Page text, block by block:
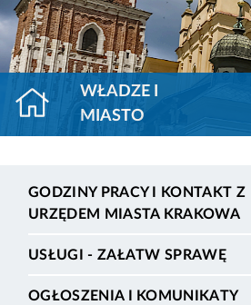
WŁADZE I
MIASTO
GODZINY PRACY I KONTAKT Z
URZĘDEM MIASTA KRAKOWA
USŁUGI - ZAŁATW SPRAWĘ
OGŁOSZENIA I KOMUNIKATY